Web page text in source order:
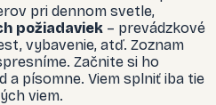
pri dennom svetle,
požiadaviek – prevádzkové
vybavenie, atď. Zoznam
Začnite si ho
a písomne. Viem splniť iba tie
viem.